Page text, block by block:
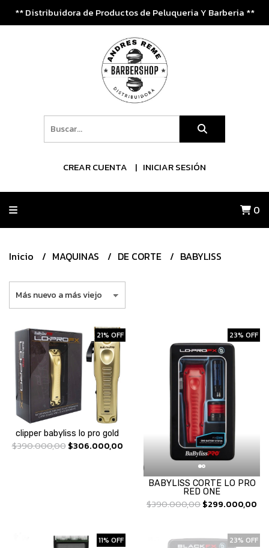
** Distribuidora de Productos de Peluqueria Y Barberia **
CREAR CUENTA INICIAR SESIÓN
0
Inicio MAQUINAS DE CORTE BABYLISS
21% OFF
clipper babyliss lo pro gold
$390.000,00$306.000,00
23% OFF
BABYLISS CORTE LO PRO
RED ONE
$390.000,00$299.000,00
11% OFF 23% OFF